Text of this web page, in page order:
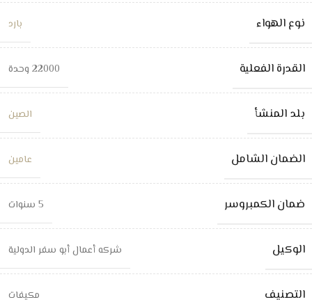
نوع الهواء بارد
القدرة الفعلية 22000 وحدة
بلد المنشأ الصين
الضمان الشامل عامين
ضمان الكمبروسر 5 سنوات
الوكيل شركه أعمال أبو سفر الدولية
التصنيف مكيفات